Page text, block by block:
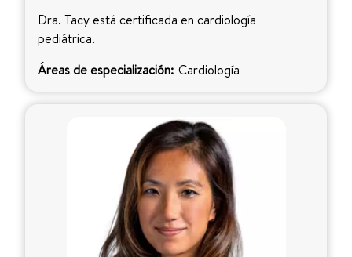
Dra. Tacy está certificada en cardiología
pediátrica.
Áreas de especialización: Cardiología